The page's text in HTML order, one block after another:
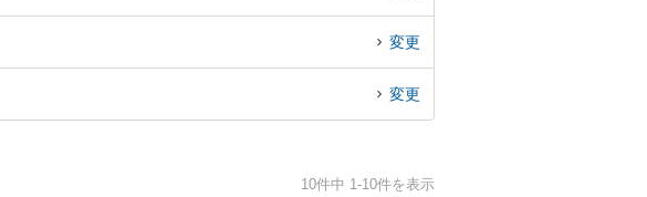
変更
変更
10件中 1-10件を表示